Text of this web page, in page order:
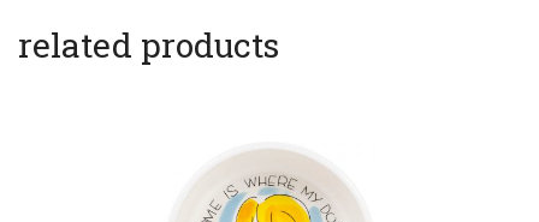
related products